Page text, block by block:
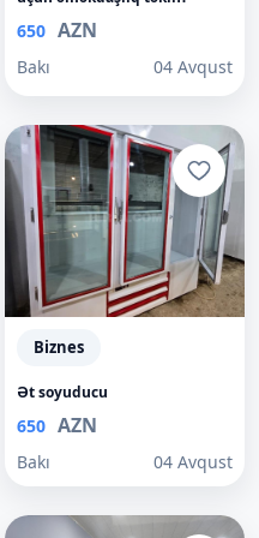
650 AZN
Bakı 04 Avqust
Biznes
Ət soyuducu
650 AZN
Bakı 04 Avqust